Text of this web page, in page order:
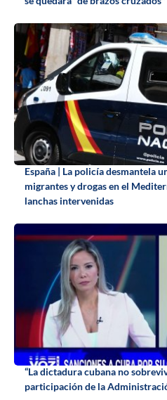
España | La policía desmantela
migrantes y drogas en el
lanchas intervenidas
“La dictadura cubana no
participación de la